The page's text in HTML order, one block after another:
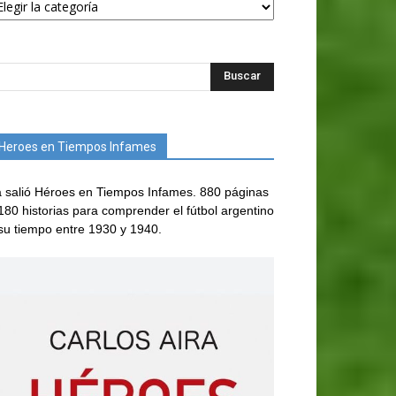
Heroes en Tiempos Infames
salió Héroes en Tiempos Infames. 880 páginas
historias para comprender el fútbol argentino
tiempo entre 1930 y 1940.